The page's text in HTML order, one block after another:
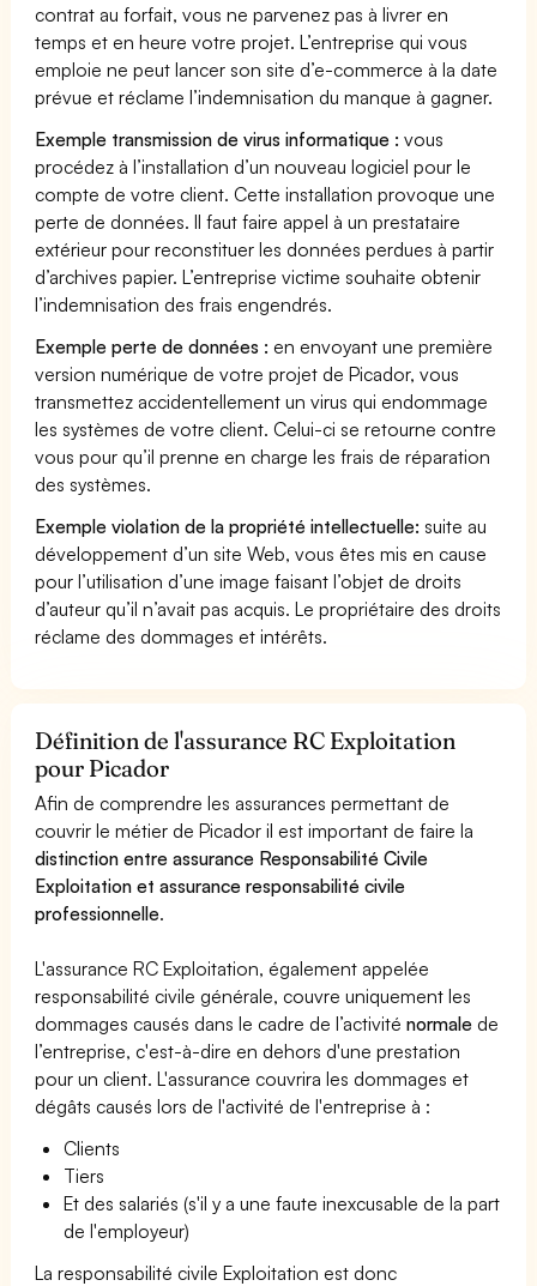
contrat au forfait, vous ne parvenez pas à livrer en
temps et en heure votre projet. L’entreprise qui vous
emploie ne peut lancer son site d’e-commerce à la date
prévue et réclame l’indemnisation du manque à gagner.
Exemple transmission de virus informatique : vous
procédez à l’installation d’un nouveau logiciel pour le
compte de votre client. Cette installation provoque une
perte de données. Il faut faire appel à un prestataire
extérieur pour reconstituer les données perdues à partir
d’archives papier. L’entreprise victime souhaite obtenir
l’indemnisation des frais engendrés.
Exemple perte de données : en envoyant une première
version numérique de votre projet de Picador, vous
transmettez accidentellement un virus qui endommage
les systèmes de votre client. Celui-ci se retourne contre
vous pour qu’il prenne en charge les frais de réparation
des systèmes.
Exemple violation de la propriété intellectuelle: suite au
développement d’un site Web, vous êtes mis en cause
pour l’utilisation d’une image faisant l’objet de droits
d’auteur qu’il n’avait pas acquis. Le propriétaire des droits
réclame des dommages et intérêts.
Définition de l'assurance RC Exploitation
pour Picador
Afin de comprendre les assurances permettant de
couvrir le métier de Picador il est important de faire la
distinction entre assurance Responsabilité Civile
Exploitation et assurance responsabilité civile
professionnelle.
L'assurance RC Exploitation, également appelée
responsabilité civile générale, couvre uniquement les
dommages causés dans le cadre de l’activiténormale de
l’entreprise, c'est-à-dire en dehors d'une prestation
pour un client. L'assurance couvrira les dommages et
dégâts causés lors de l'activité de l'entreprise à :
Clients
Tiers
Et des salariés (s'il y a une faute inexcusable de la part
de l'employeur)
La responsabilité civile Exploitation est donc